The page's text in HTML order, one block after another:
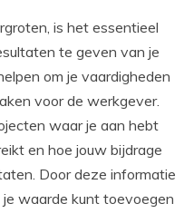
is het essentieel
te geven van je
om je vaardigheden
voor de werkgever.
waar je aan hebt
en hoe jouw bijdrage
Door deze informatie
waarde kunt toevoegen